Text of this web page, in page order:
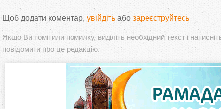
Щоб додати коментар, увійдіть або зареєструйтесь
Якшо Ви помітили помилку, виділіть необхідний текст і
повідомити про це редакцію.